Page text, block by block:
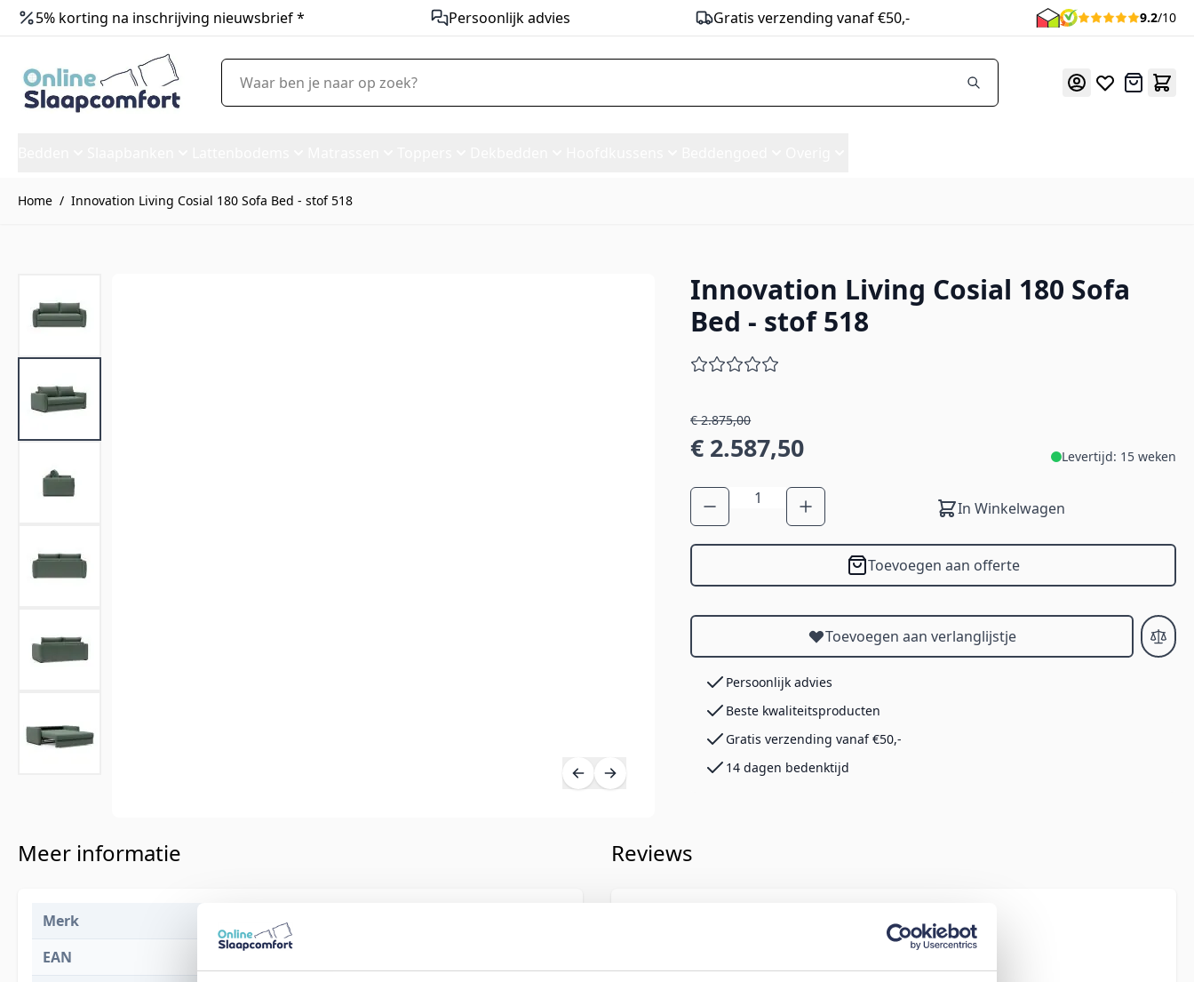
5% korting na inschrijving nieuwsbrief * Persoonlijk advies Gratis verzending vanaf €50,- 9.2/10
Offerte
Waar ben je naar op zoek?
Home / Innovation Living Cosial 180 Sofa Bed - stof 518
Innovation Living Cosial 180 Sofa Bed - stof 518
Innovation Living Cosial 180 Sofa
Bed - stof 518
€ 2.875,00
€ 2.587,50 Levertijd: 15 weken
Aantal
In Winkelwagen
Toevoegen aan offerte
Toevoegen aan verlanglijstje
Persoonlijk advies
Beste kwaliteitsproducten
Gratis verzending vanaf €50,-
14 dagen bedenktijd
Meer informatie
Merk
EAN
Reviews
Cosial 180 Sofa Bed - stof 518